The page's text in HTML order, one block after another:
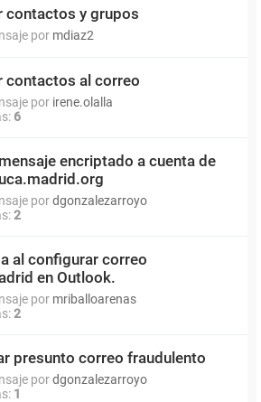
contactos y grupos
por mdiaz2
contactos al correo
por irene.olalla
6
encriptado a cuenta de
pordgonzalezarroyo
2
al configurar correo
en Outlook.
por mriballoarenas
2
presunto correo fraudulento
pordgonzalezarroyo
1